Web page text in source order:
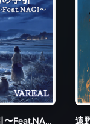
壱岐の風、島の手引〜Feat.NAGI〜 遠
2026